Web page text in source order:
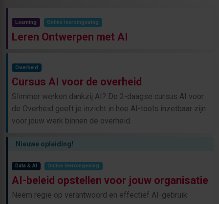
Learning Online leeromgeving
Leren Ontwerpen met AI
Overheid
Cursus AI voor de overheid
Slimmer werken dankzij AI? De 2-daagse cursus AI voor
de Overheid geeft je inzicht in hoe AI-tools inzetbaar zijn
voor jouw werk binnen de overheid.
Nieuwe opleiding!
Data & AI Online leeromgeving
AI-beleid opstellen voor jouw organisatie
Neem regie op verantwoord en effectief AI-gebruik